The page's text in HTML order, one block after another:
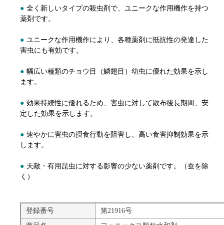
● 全く新しいタイプの殺虫剤で、ユニークな作用機作を持つ
薬剤です。
● ユニークな作用機作により、各種薬剤に抵抗性の発達した
害虫にも有効です。
● 幅広い種類のチョウ目（鱗翅目）幼虫に優れた効果を示し
ます。
● 効果持続性に優れるため、害虫に対して散布後長期間、安
定した効果を示します。
● 速やかに害虫の摂食行動を阻害し、高い食害抑制効果を示
します。
● 天敵・有用昆虫に対する影響の少ない薬剤です。（蚕を除
く）
登録番号
第21916号